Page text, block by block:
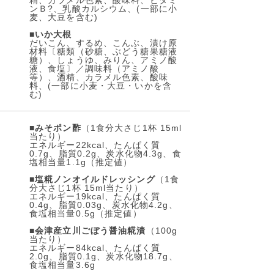
ンＢ?、乳酸カルシウム、(一部に小
麦、大豆を含む)
■いか大根
だいこん、するめ、こんぶ、漬け原
材料〔糖類（砂糖、ぶどう糖果糖液
糖）、しょうゆ、みりん、アミノ酸
液、食塩〕／調味料（アミノ酸
等）、酒精、カラメル色素、酸味
料、(一部に小麦・大豆・いかを含
む)
■みそポン酢 （1食分大さじ1杯 15ml
当たり）
エネルギー22kcal、たんぱく質
0.7g、脂質0.2g、炭水化物4.3g、食
塩相当量1.1g（推定値）
■塩糀ノンオイルドレッシング（1食
分大さじ1杯 15ml当たり）
エネルギー19kcal、たんぱく質
0.4g、脂質0.03g、炭水化物4.2g、
食塩相当量0.5g（推定値）
■会津産立川ごぼう醤油糀漬 （100g
当たり）
エネルギー84kcal、たんぱく質
2.0g、脂質0.1g、炭水化物18.7g、
食塩相当量3.6g